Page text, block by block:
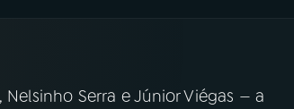
Serra e Júnior Viégas — a